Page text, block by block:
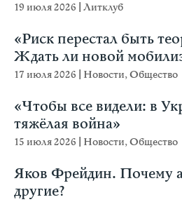
19 июля 2026 Литклуб
«Риск перестал быть
Ждать ли новой
17 июля 2026 Новости,Общество
«Чтобы все видели: в
тяжёлая война»
15 июля 2026 Новости,Общество
Яков Фрейдин. Почему
другие?